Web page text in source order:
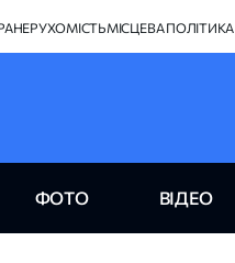
НЕРУХОМІСТЬМІСЦЕВА ПОЛІТИКА
ФОТО ВІДЕО